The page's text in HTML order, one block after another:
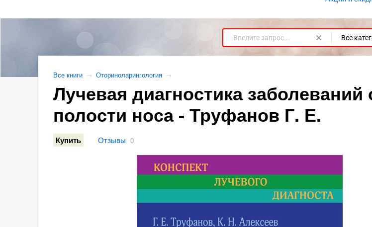
Все
Все книги → Оториноларингология →
Лучевая диагностика
полости носа - Труфанов Г. Е.
Купить Отзывы 0